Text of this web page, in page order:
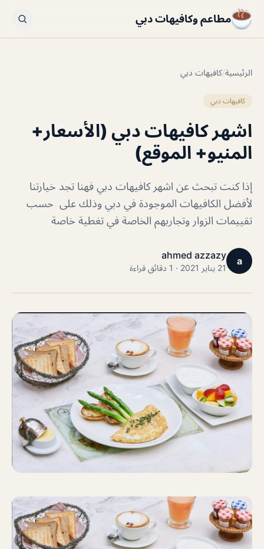
مطاعم وكافيهات دبي
الرئيسية/كافيهات دبي
كافيهات دبي
اشهر كافيهات دبي (الأسعار+
المنيو+ الموقع)
إذا كنت تبحث عن اشهر كافيهات دبي فهنا تجد خيارتنا
لأفضل الكافيهات الموجودة في دبي وذلك على حسب
تقييمات الزوار وتجاربهم الخاصة في تغطية خاصة
a
ahmed azzazy
21 يناير 2021 · 1 دقائق قراءة